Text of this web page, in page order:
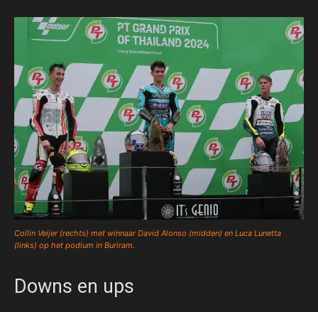
Collin Veijer (rechts) met winnaar David Alonso (midden) en Luca Lunetta
(links) op het podium in Buriram.
Downs en ups